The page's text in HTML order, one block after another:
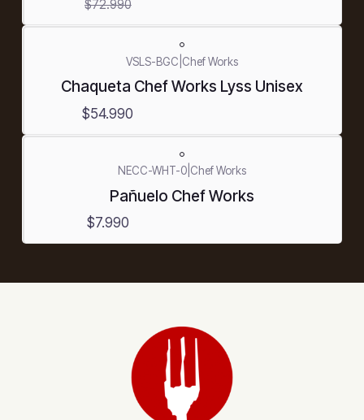
$72.990
VSLS-BGC Chef Works
Chaqueta Chef Works Lyss Unisex
$54.990
NECC-WHT-0 Chef Works
Pañuelo Chef Works
$7.990